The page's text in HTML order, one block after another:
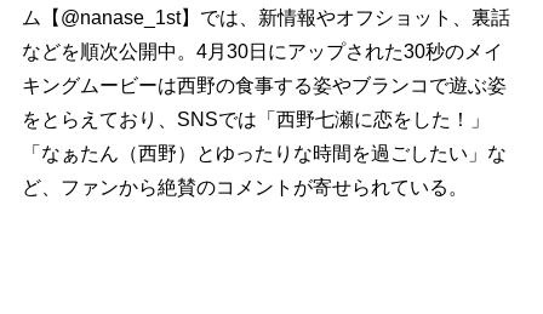
ム【@nanase_1st】では、新情報やオフショット、裏話
などを順次公開中。4月30日にアップされた30秒のメイ
キングムービーは西野の食事する姿やブランコで遊ぶ姿
をとらえており、SNSでは「西野七瀬に恋をした！」
「なぁたん（西野）とゆったりな時間を過ごしたい」な
ど、ファンから絶賛のコメントが寄せられている。